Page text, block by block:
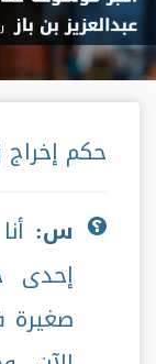
حكم إخراج
س:
إحدى
صغيرة